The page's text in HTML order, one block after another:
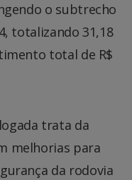
o subtrecho
totalizando 31,18
total de R$
trata da
melhorias para
da rodovia